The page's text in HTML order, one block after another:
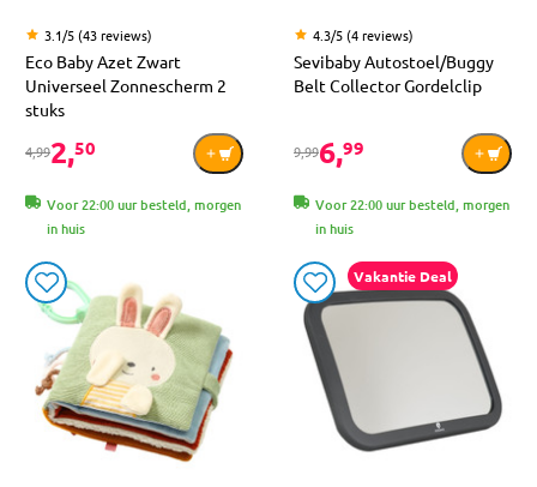
3.1/5 (43 reviews)
Eco Baby Azet Zwart
Universeel Zonnescherm 2
stuks
4,992,50
Voor 22:00 uur besteld, morgen
in huis
4.3/5 (4 reviews)
Sevibaby Autostoel/Buggy
Belt Collector Gordelclip
9,996,99
Voor 22:00 uur besteld, morgen
in huis
Vakantie Deal